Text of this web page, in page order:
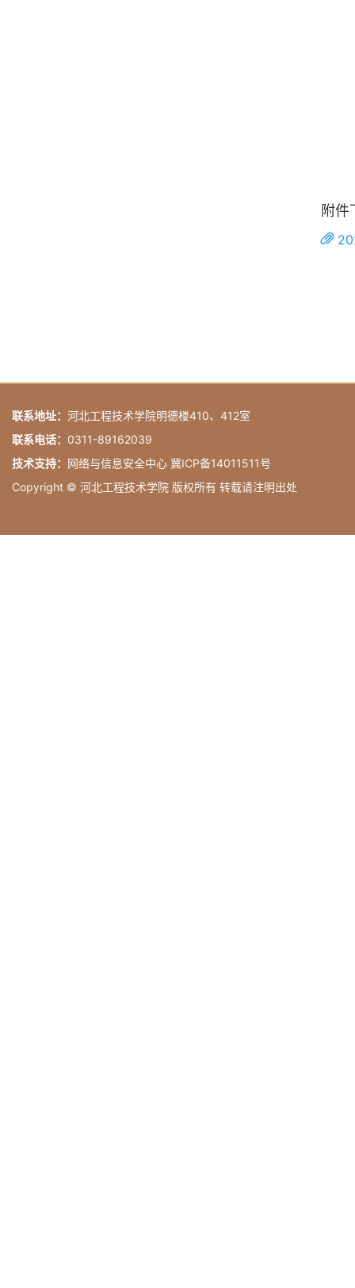
附件
联系地址： 河北工程技术学院明德楼410、412室
联系电话： 0311-89162039
技术支持： 网络与信息安全中心 冀ICP备14011511号
Copyright © 河北工程技术学院 版权所有 转载请注明出处